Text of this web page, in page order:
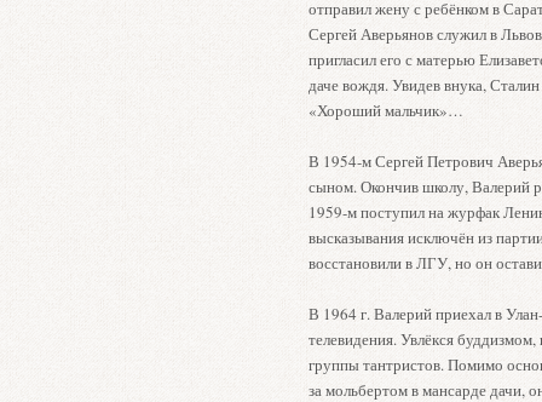
отправил жену с ребёнком в
Сергей Аверьянов служил в
пригласил его с матерью
даче вождя. Увидев внука,
«Хороший мальчик»…
В 1954-м Сергей Петрович
сыном. Окончив школу, Валерий
1959-м поступил на журфак
высказывания исключён из
восстановили в ЛГУ, но он
В 1964 г. Валерий приехал в
телевидения. Увлёкся
группы тантристов. Помимо
за мольбертом в мансарде дачи,